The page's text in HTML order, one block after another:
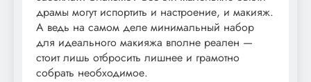
драмы могут испортить и настроение, и макияж.
А ведь на самом деле минимальный набор
для идеального макияжа вполне реален —
стоит лишь отбросить лишнее и грамотно
собрать необходимое.